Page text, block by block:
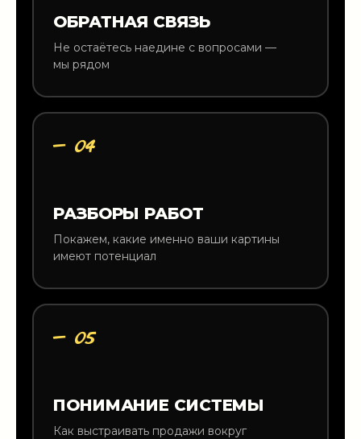
ОБРАТНАЯ СВЯЗЬ
Не остаётесь наедине с вопросами —
мы рядом
— 04
РАЗБОРЫ РАБОТ
Покажем, какие именно ваши картины
имеют потенциал
— 05
ПОНИМАНИЕ СИСТЕМЫ
Как выстраивать продажи вокруг